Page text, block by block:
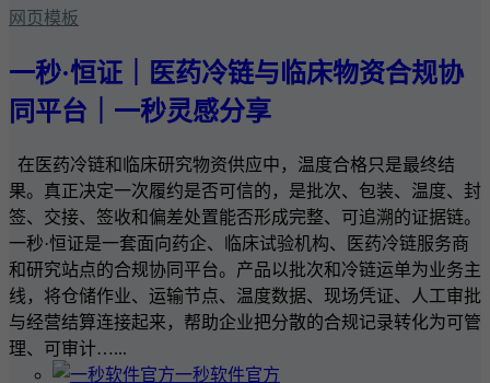
网页模板
一秒·恒证｜医药冷链与临床物资合规协
同平台｜一秒灵感分享
在医药冷链和临床研究物资供应中，温度合格只是最终结
果。真正决定一次履约是否可信的，是批次、包装、温度、封
签、交接、签收和偏差处置能否形成完整、可追溯的证据链。
一秒·恒证是一套面向药企、临床试验机构、医药冷链服务商
和研究站点的合规协同平台。产品以批次和冷链运单为业务主
线，将仓储作业、运输节点、温度数据、现场凭证、人工审批
与经营结算连接起来，帮助企业把分散的合规记录转化为可管
理、可审计…...
一秒软件官方